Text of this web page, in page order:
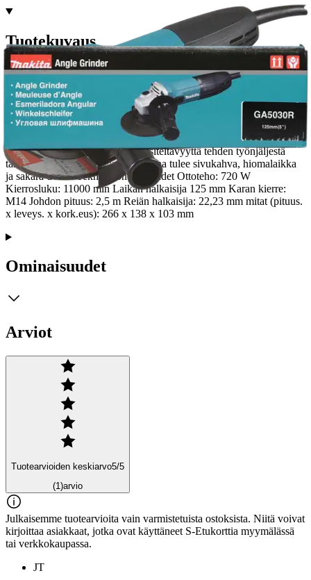
Tuotekuvaus
Makitan 720 W GA5030R -kulmahiomakone on todella kompaktin
kokoinen kulmahiomakone, joka soveltuu erinomaisesti ahtaisiin
työkohteisiin. Kulmahiomakoneen ympärysmitta on ainoastaan 180
mm. Sivukahvan ansiosta kulmahiomakoneesta saa hyvän ja
tukevan otteen, joka helpottaa käsiteltävyyttä tehden työnjäljestä
tarkan ja siistin. Pakkauksen mukana tulee sivukahva, hiomalaikka
ja sakara-avain. Tekniset ominaisuudet Ottoteho: 720 W
Kierrosluku: 11000 min Laikan halkaisija 125 mm Karan kierre:
M14 Johdon pituus: 2,5 m Reiän halkaisija: 22,23 mm mitat (pituus.
x leveys. x kork.eus): 266 x 138 x 103 mm
Ominaisuudet
Arviot
Tuotearvioiden keskiarvo5/5
(1)arvio
Julkaisemme tuotearvioita vain varmistetuista ostoksista. Niitä voivat
kirjoittaa asiakkaat, jotka ovat käyttäneet S-Etukorttia myymälässä
tai verkkokaupassa.
JT